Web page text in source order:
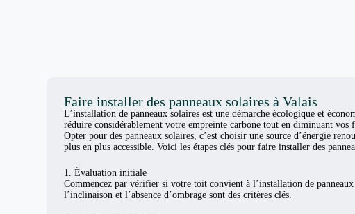
Faire installer des panneaux solaires à Valais
L’installation de panneaux solaires est une démarche écologique et
réduire considérablement votre empreinte carbone tout en diminuant vos
Opter pour des panneaux solaires, c’est choisir une source d’énergie
plus en plus accessible. Voici les étapes clés pour faire installer des
1. Évaluation initiale
Commencez par vérifier si votre toit convient à l’installation de panneaux
l’inclinaison et l’absence d’ombrage sont des critères clés.